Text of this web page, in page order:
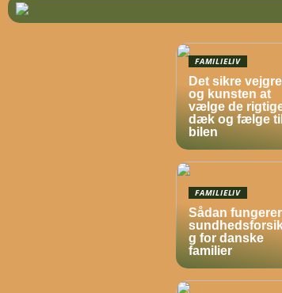
FAMILIELIV
Det sikre
og kunsten at
vælge de
dæk og fælge til
bilen
FAMILIELIV
Sådan fungerer
g for danske
familier